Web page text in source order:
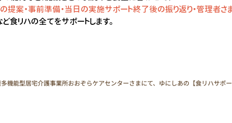
機能型居宅介護事業所おおぞらケアセンターさまにて、ゆにしあの【食リハサポー